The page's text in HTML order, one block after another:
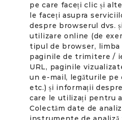
pe care faceți clic și
le faceți asupra
despre browserul dvs.
utilizare online (de
tipul de browser, limba
paginile de trimitere /
URL, paginile
un e-mail, legăturile pe
etc.) și informații
care le utilizați pentru
Colectăm date de